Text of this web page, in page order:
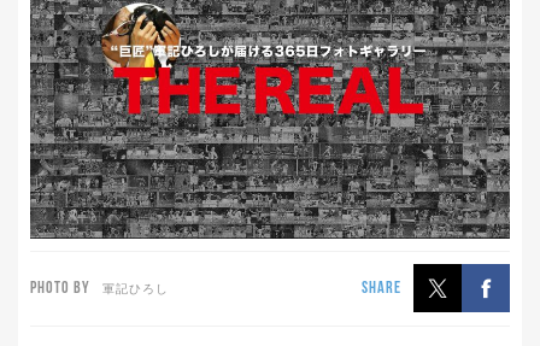
PHOTO BY 軍記ひろし SHARE